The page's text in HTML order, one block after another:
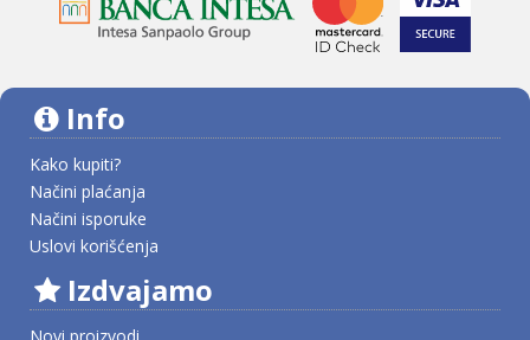
Info
Kako kupiti?
Načini plaćanja
Načini isporuke
Uslovi korišćenja
Izdvajamo